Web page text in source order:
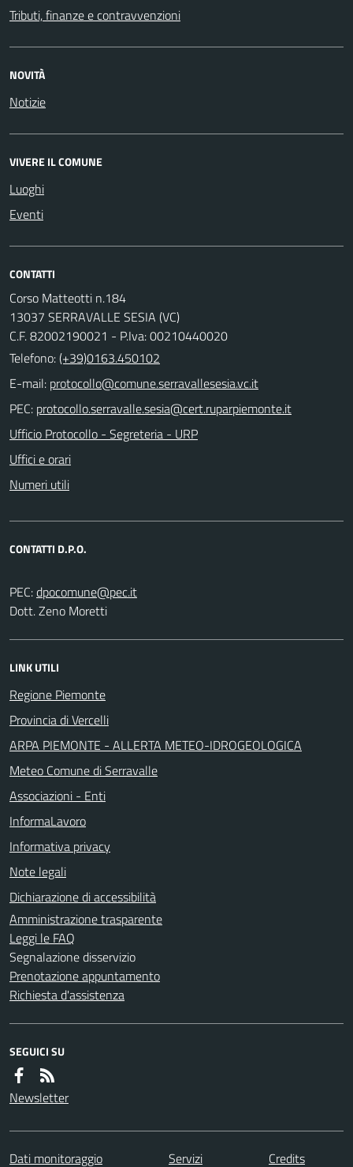
Tributi, finanze e contravvenzioni
NOVITÀ
Notizie
VIVERE IL COMUNE
Luoghi
Eventi
CONTATTI
Corso Matteotti n.184
13037 SERRAVALLE SESIA (VC)
C.F. 82002190021 - P.Iva: 00210440020
Telefono:(+39)0163.450102
E-mail:
PEC:
Ufficio Protocollo - Segreteria - URP
Uffici e orari
Numeri utili
CONTATTI D.P.O.
PEC:
Dott. Zeno Moretti
LINK UTILI
Regione Piemonte
Provincia di Vercelli
ARPA PIEMONTE - ALLERTA METEO-IDROGEOLOGICA
Meteo Comune di Serravalle
Associazioni - Enti
InformaLavoro
Informativa privacy
Note legali
Dichiarazione di accessibilità
Amministrazione trasparente
Leggi le FAQ
Segnalazione disservizio
Prenotazione appuntamento
Richiesta d'assistenza
SEGUICI SU
Newsletter
Dati monitoraggio Servizi Credits